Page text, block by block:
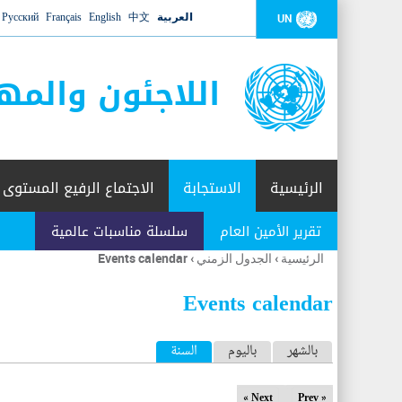
UN العربية 中文
English
Français
Русский
اللاجئون
الرئيسية الاستجابة
تقرير الأمين العام سلسلة مناسبات عالمية
الاجتماع الرفيع المستوى
أنت
هنا
الرئيسية › الجدول الزمني ›
Events calendar
Events calendar
ا
ل
بالشهر باليوم السنة (علامة التبويب النشطة)